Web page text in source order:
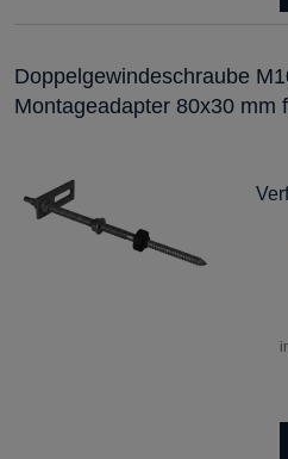
Doppelgewindeschraube
Montageadapter 80x30 mm